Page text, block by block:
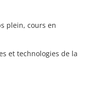
plein, cours en
et technologies de la